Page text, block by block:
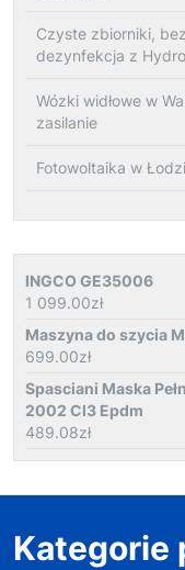
Czyste zbiorniki,
dezynfekcja z
Wózki widłowe w
zasilanie
Fotowoltaika w
INGCO GE35006
1 099.00zł
Maszyna do szycia
699.00zł
Spasciani Maska
2002 Cl3 Epdm
489.08zł
Kategorie